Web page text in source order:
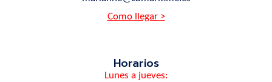
Como llegar >
Horarios
Lunes a jueves: